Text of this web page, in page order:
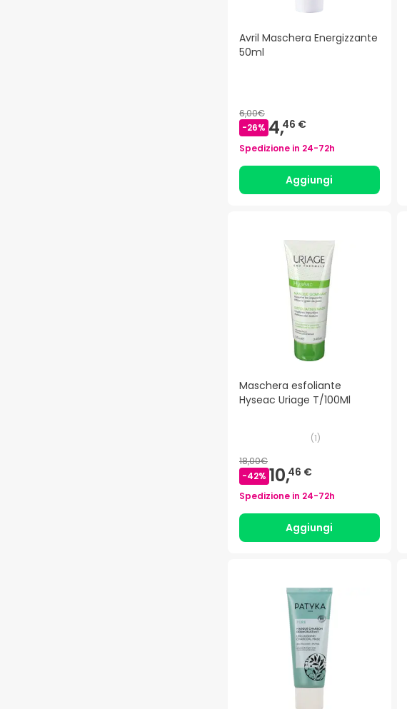
Avril Maschera Energizzante
50ml
6,00€
-26% 4,46 €
Spedizione in 24-72h
Aggiungi
Maschera esfoliante
Hyseac Uriage T/100Ml
(1)
18,00€
-42% 10,46 €
Spedizione in 24-72h
Aggiungi